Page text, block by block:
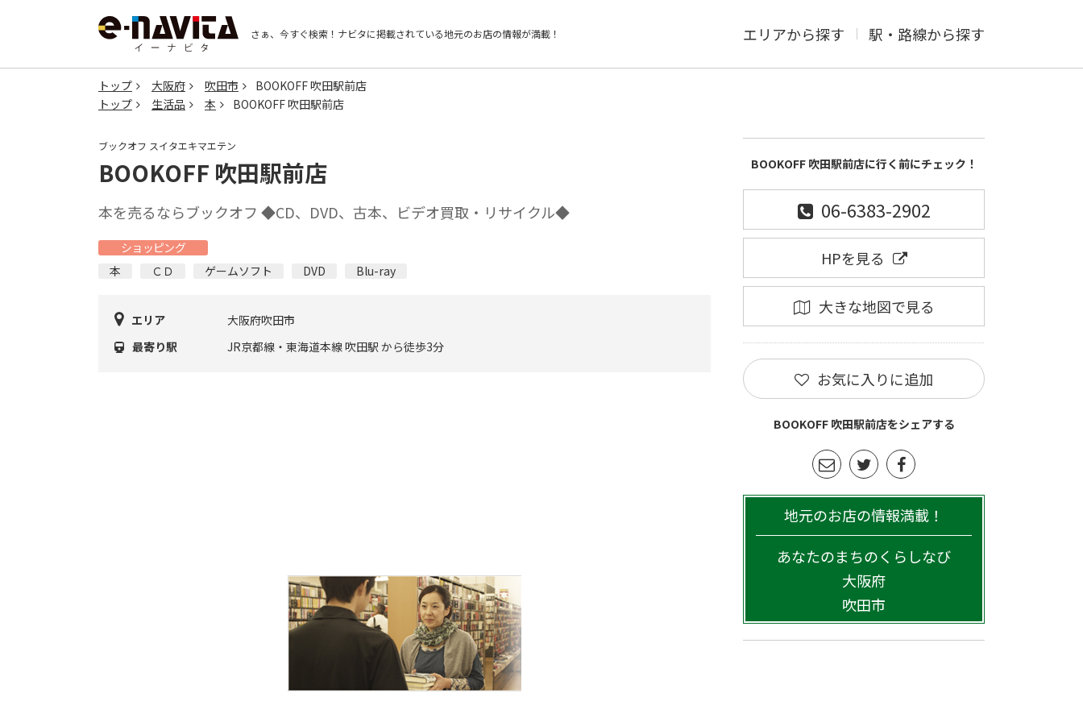
さぁ、今すぐ検索！ ナビタに掲載されている地元のお店の情報が満載！ エリアから探す 駅・路線から探す
トップ 大阪府 吹田市
BOOKOFF 吹田駅前店
トップ
生活品 本 BOOKOFF 吹田駅前店
ブックオフ スイタエキマエテン
BOOKOFF 吹田駅前店
本を売るならブックオフ ◆CD、DVD、古本、ビデオ買取・リサイクル◆
ショッピング
本
ＣＤ ゲームソフト DVD Blu-ray
エリア
大阪府吹田市
最寄り駅
JR京都線・東海道本線 吹田駅 から徒歩3分
BOOKOFF 吹田駅前店に行く前にチェック！
06-6383-2902
HPを見る
大きな地図で見る
お気に入りに追加
BOOKOFF 吹田駅前店をシェアする
地元のお店の情報満載！
あなたのまちのくらしなび
大阪府
吹田市